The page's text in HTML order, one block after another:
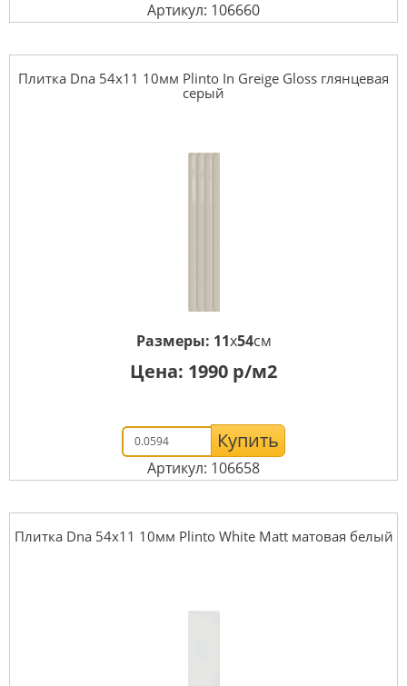
Артикул: 106660
Плитка Dna 54x11 10мм Plinto In Greige Gloss глянцевая
серый
Размеры: 11x54см
Цена: 1990 р/м2
Купить
Артикул: 106658
Плитка Dna 54x11 10мм Plinto White Matt матовая белый